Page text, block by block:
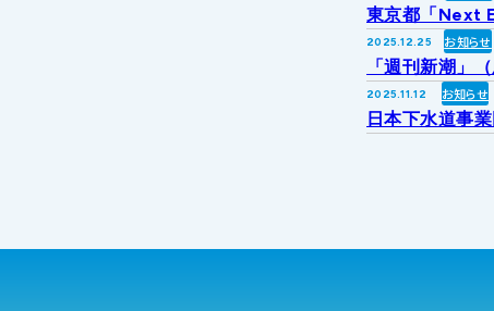
東京都「Next
2025.12.25 お知らせ
「週刊新潮」
2025.11.12 お知らせ
日本下水道事